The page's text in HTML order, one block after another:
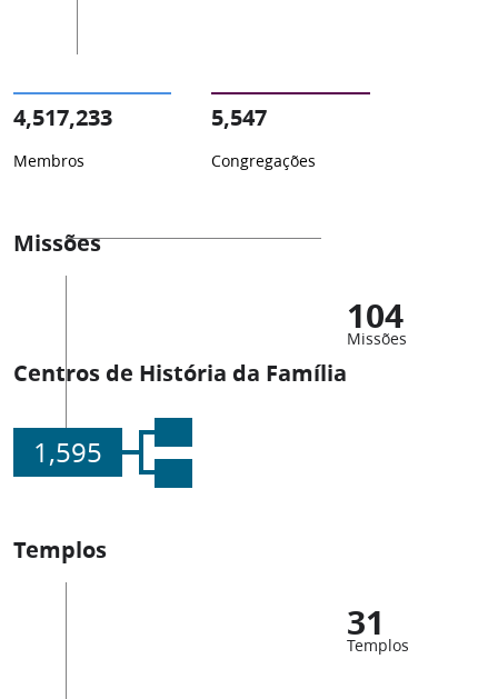
4,517,233
Membros
5,547
Congregações
Missões
104
Missões
Centros de História da Família
1,595
Templos
31
Templos